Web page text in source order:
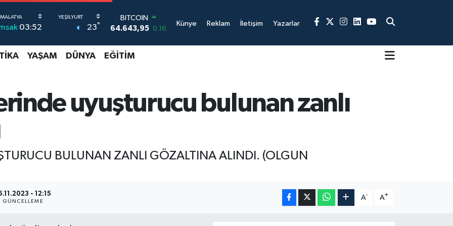
03:52 23°
BITCOIN
64.643,95 0.16
47,6006
EURO
GRAM ALTIN
6500.87 0.12
Künye Reklam İletişim Yazarlar
YAŞAM DÜNYA EĞITIM
uyuşturucu bulunan zanlı
BULUNAN ZANLI GÖZALTINA ALINDI. (OLGUN
- 12:15
GÜNCELLEME
A- A+